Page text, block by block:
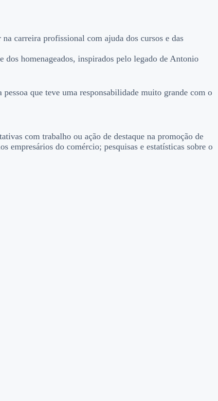
carreira profissional com ajuda dos cursos e das
dos homenageados, inspirados pelo legado de Antonio
que teve uma responsabilidade muito grande com o
com trabalho ou ação de destaque na promoção de
empresários do comércio; pesquisas e estatísticas sobre o